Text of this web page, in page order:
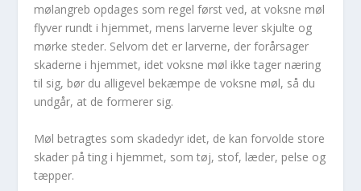
mølangreb opdages som regel først ved, at voksne møl
flyver rundt i hjemmet, mens larverne lever skjulte og
mørke steder. Selvom det er larverne, der forårsager
skaderne i hjemmet, idet voksne møl ikke tager næring
til sig, bør du alligevel bekæmpe de voksne møl, så du
undgår, at de formerer sig.
Møl betragtes som skadedyr idet, de kan forvolde store
skader på ting i hjemmet, som tøj, stof, læder, pelse og
tæpper.